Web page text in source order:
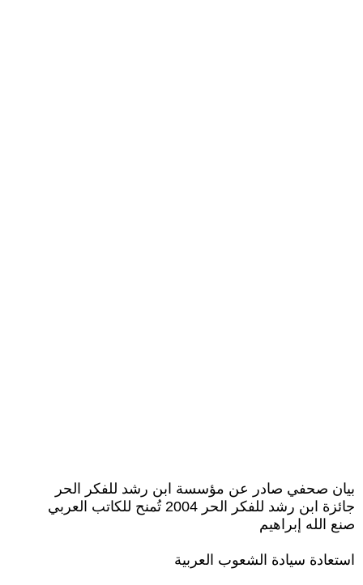
بيان صحفي صادر عن مؤسسة ابن رشد للفكر الحر
جائزة ابن رشد للفكر الحر 2004 تُمنح للكاتب العربي
صنع الله إبراهيم
استعادة سيادة الشعوب العربية